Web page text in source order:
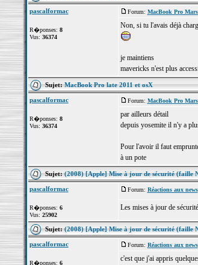
pascalformac
R�ponses: 8
Vus: 36374
Forum: MacBook Pro
Non, si tu l'avais déjà
je maintiens
mavericks n'est plus
Sujet:MacBook Pro late 2011 et osX
pascalformac
R�ponses: 8
Vus: 36374
Forum: MacBook Pro
par ailleurs détail
depuis yosemite il n'y a
Pour l'avoir il faut
à un pote
Sujet:(2008) [Apple] Mise à jour de sécurité (faille
pascalformac
R�ponses: 6
Vus: 25902
Forum: Réactions aux news
Les mises à jour de
Sujet:(2008) [Apple] Mise à jour de sécurité (faille
pascalformac
R�ponses: 6
Forum: Réactions aux news
c'est que j'ai appris